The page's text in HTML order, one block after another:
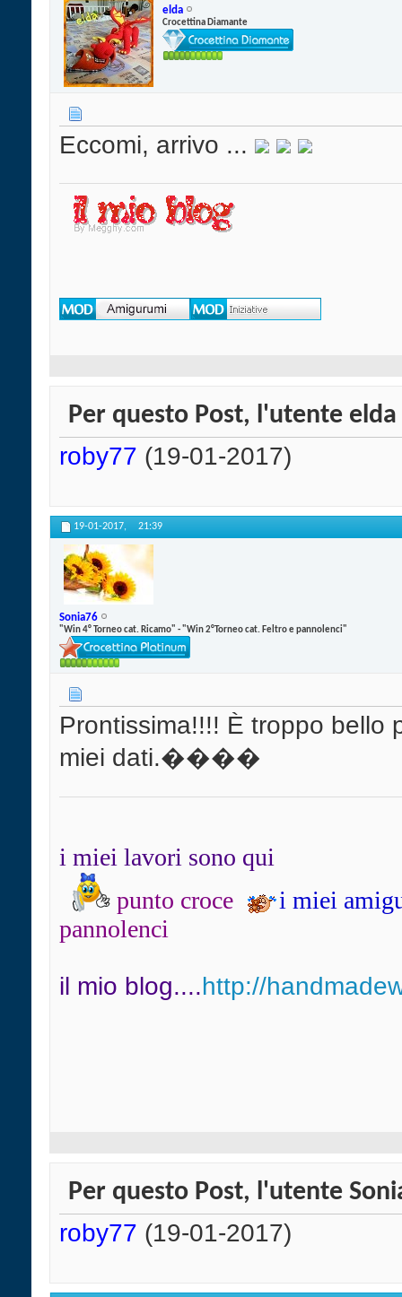
elda
Crocettina Diamante
Eccomi, arrivo ...
Per questo Post, l'utente
roby77 (19-01-2017)
19-01-2017, 21:39
Sonia76
"Win 4° Torneo cat. Ricamo" - "Win 2°Torneo cat. Feltro e pannolenci"
Prontissima!!!! È troppo bello
miei dati.����
i miei lavori sono qui
punto croce
i miei
pannolenci
il mio blog....http://
Per questo Post, l'utente
roby77 (19-01-2017)